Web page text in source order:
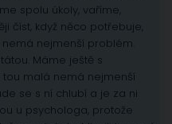
spolu úkoly, vaříme,
číst, když něco potřebuje,
nejmenší problém.
Máme ještě s
malá nemá nejmenší
se s ní chlubí a je za ni
u psychologa, protože